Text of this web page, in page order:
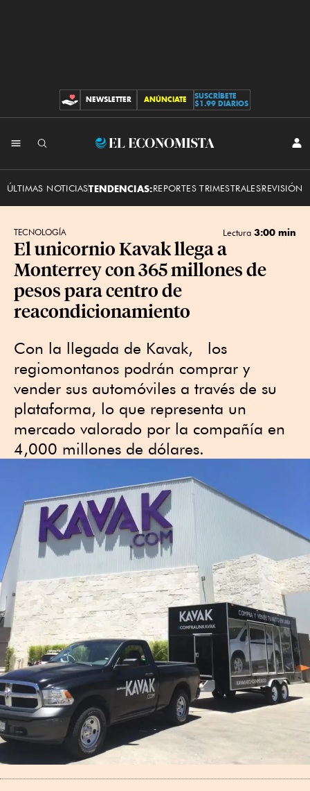
CONTRIBUCIONES
NEWSLETTER ANÚNCIATE
SUSCRÍBETE
$1.99 DIARIOS
El
ÚLTIMAS NOTICIASTENDENCIAS:REPORTES TRIMESTRALESREVISIÓN
TECNOLOGÍA Lectura 3:00 min
El unicornio Kavak llega a
Monterrey con 365 millones de
pesos para centro de
reacondicionamiento
Con la llegada de Kavak, los
regiomontanos podrán comprar y
vender sus automóviles a través de su
plataforma, lo que representa un
mercado valorado por la compañía en
4,000 millones de dólares.